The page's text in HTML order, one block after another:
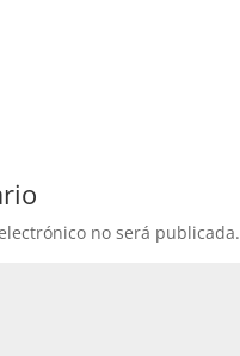
ar
tir no será publicada.